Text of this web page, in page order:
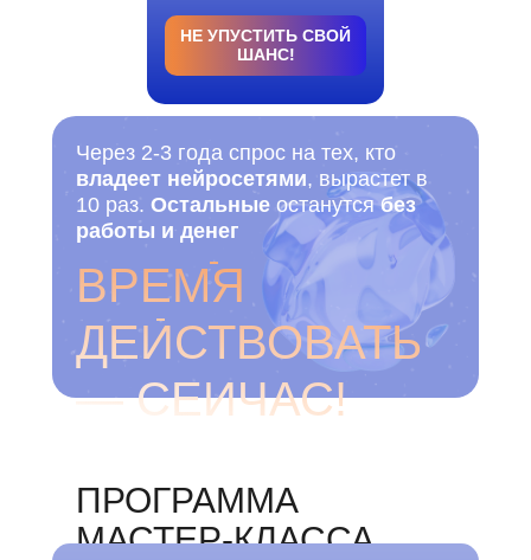
Через 2-3 года спрос на тех, кто
владеет нейросетями, вырастет в
10 раз. Остальные останутсябез
работы и денег
ВРЕМЯ
ДЕИСТВОВАТЬ
— СЕИЧАС!
НЕ УПУСТИТЬ СВОЙ
ШАНС!
ПРОГРАММА
МАСТЕР-КЛАССА